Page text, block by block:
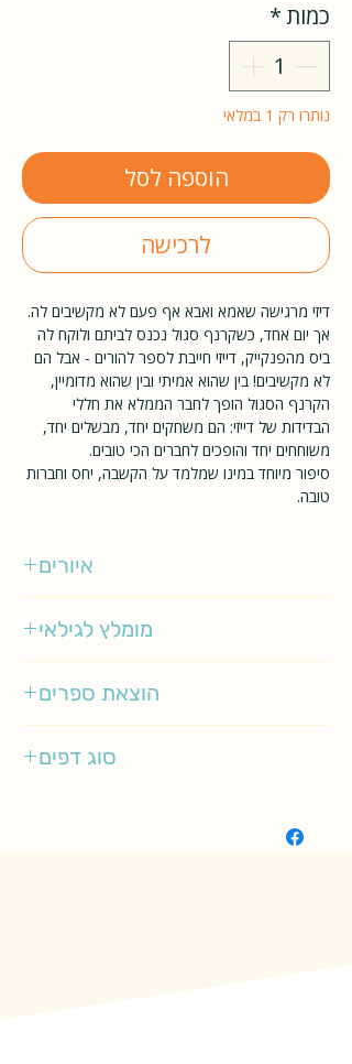
כמות*
נותרו רק 1 במלאי
הוספה לסל
לרכישה
דיזי מרגישה שאמא ואבא אף פעם לא מקשיבים לה.
אך יום אחד, כשקרנף סגול נכנס לביתם ולוקח לה
ביס מהפנקייק, דייזי חייבת לספר להורים - אבל הם
לא מקשיבים! בין שהוא אמיתי ובין שהוא מדומיין,
הקרנף הסגול הופך לחבר הממלא את חללי
הבדידות של דייזי: הם משחקים יחד, מבשלים יחד,
משוחחים יחד והופכים לחברים הכי טובים.
סיפור מיוחד במינו שמלמד על הקשבה, יחס וחברות
טובה.
איורים
מומלץ לגילאי
הוצאת ספרים
סוג דפים